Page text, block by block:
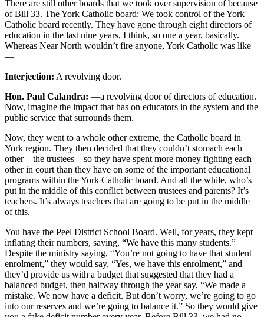
There are still other boards that we took over supervision of because
of Bill 33. The York Catholic board: We took control of the York
Catholic board recently. They have gone through eight directors of
education in the last nine years, I think, so one a year, basically.
Whereas Near North wouldn’t fire anyone, York Catholic was like
—
Interjection: A revolving door.
Hon. Paul Calandra: —a revolving door of directors of education.
Now, imagine the impact that has on educators in the system and the
public service that surrounds them.
Now, they went to a whole other extreme, the Catholic board in
York region. They then decided that they couldn’t stomach each
other—the trustees—so they have spent more money fighting each
other in court than they have on some of the important educational
programs within the York Catholic board. And all the while, who’s
put in the middle of this conflict between trustees and parents? It’s
teachers. It’s always teachers that are going to be put in the middle
of this.
You have the Peel District School Board. Well, for years, they kept
inflating their numbers, saying, “We have this many students.”
Despite the ministry saying, “You’re not going to have that student
enrolment,” they would say, “Yes, we have this enrolment,” and
they’d provide us with a budget that suggested that they had a
balanced budget, then halfway through the year say, “We made a
mistake. We now have a deficit. But don’t worry, we’re going to go
into our reserves and we’re going to balance it.” So they would give